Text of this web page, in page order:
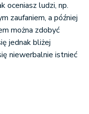
oceniasz ludzi, np.
zaufaniem, a później
można zdobyć
jednak bliżej
niewerbalnie istnieć